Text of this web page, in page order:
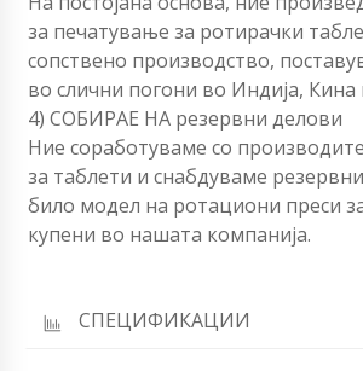
за печатување за ротирачки
сопствено производство,
во слични погони во Индија, Кина
4) СОБИРАЕ НА резервни делови
Ние соработуваме со
за таблети и снабдуваме
било модел на ротациони преси
купени во нашата компанија.
СПЕЦИФИКАЦИИ